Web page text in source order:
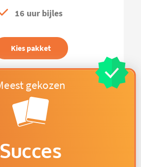
16 uur bijles
Kies pakket
Succes